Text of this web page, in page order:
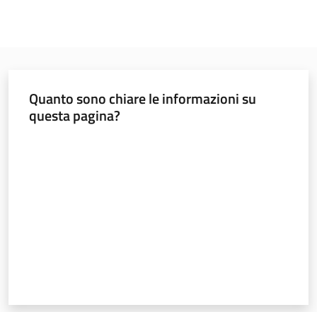
Quanto sono chiare le informazioni su
questa pagina?